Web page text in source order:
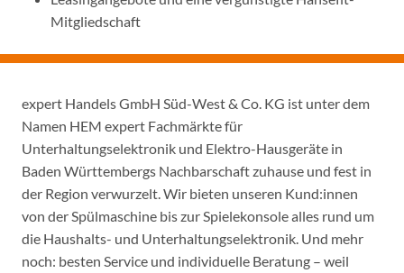
Mitgliedschaft
expert Handels GmbH Süd-West & Co. KG ist unter dem
Namen HEM expert Fachmärkte für
Unterhaltungselektronik und Elektro-Hausgeräte in
Baden Württembergs Nachbarschaft zuhause und fest in
der Region verwurzelt. Wir bieten unseren Kund:innen
von der Spülmaschine bis zur Spielekonsole alles rund um
die Haushalts- und Unterhaltungselektronik. Und mehr
noch: besten Service und individuelle Beratung – weil